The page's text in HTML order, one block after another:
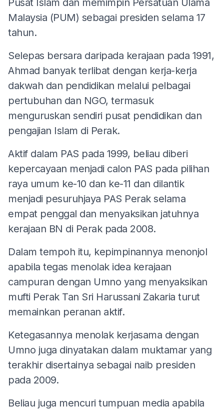
Malaysia (PUM) sebagai presiden selama 17
tahun.
Selepas bersara daripada kerajaan pada 1991,
Ahmad banyak terlibat dengan kerja-kerja
dakwah dan pendidikan melalui pelbagai
pertubuhan dan NGO, termasuk
menguruskan sendiri pusat pendidikan dan
pengajian Islam di Perak.
Aktif dalam PAS pada 1999, beliau diberi
kepercayaan menjadi calon PAS pada pilihan
raya umum ke-10 dan ke-11 dan dilantik
menjadi pesuruhjaya PAS Perak selama
empat penggal dan menyaksikan jatuhnya
kerajaan BN di Perak pada 2008.
Dalam tempoh itu, kepimpinannya menonjol
apabila tegas menolak idea kerajaan
campuran dengan Umno yang menyaksikan
mufti Perak Tan Sri Harussani Zakaria turut
memainkan peranan aktif.
Ketegasannya menolak kerjasama dengan
Umno juga dinyatakan dalam muktamar yang
terakhir disertainya sebagai naib presiden
pada 2009.
Beliau juga mencuri tumpuan media apabila